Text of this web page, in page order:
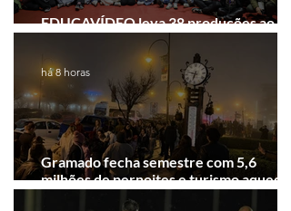
EDUCAVÍDEO leva 38 produções ao
Festival de Cinema de Gramado
Gramado fecha semestre com 5,6
milhões de pernoites e turismo
Junho desponta!
há 8 horas